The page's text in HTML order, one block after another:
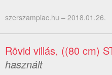
szerszampiac.hu – 2018.01.26.
Rövid villás, ((80 cm)
használt